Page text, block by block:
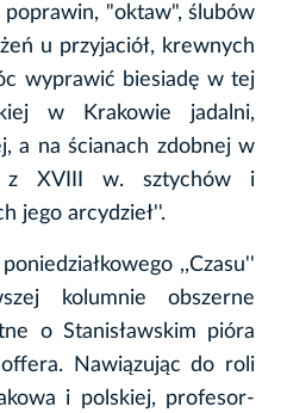
"oktaw", ślubów
u przyjaciół, krewnych
wyprawić biesiadę w tej
w Krakowie jadalni,
a na ścianach zdobnej w
z XVIII w. sztychów i
jego arcydzieł''.
,,Czasu''
kolumnie obszerne
o Stanisławskim pióra
Nawiązując do roli
i polskiej, profesor-